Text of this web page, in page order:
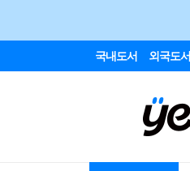
국내도서 외국도서